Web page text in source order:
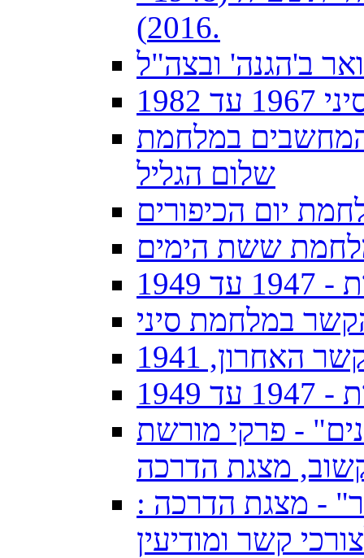
2016).
ב'הגנה' ובצה"ל
במלחמת
שלום הגליל
יום הכיפורים
ששת הימים
במלחמת סיני
האחרון, 1941
- פרקי מורשת
מצגת הדרכה
- מצגת הדרכה :
קשר ומודיעין